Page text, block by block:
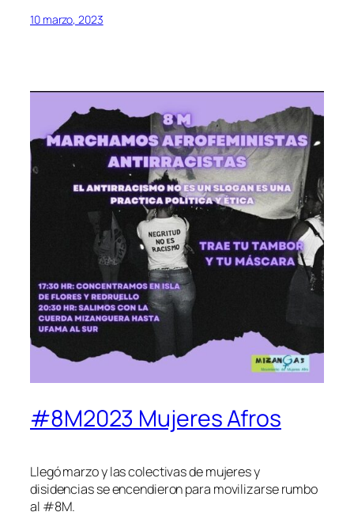
10 marzo, 2023
#8M2023 Mujeres Afros
Llegó marzo y las colectivas de mujeres y
disidencias se encendieron para movilizarse rumbo
al #8M.